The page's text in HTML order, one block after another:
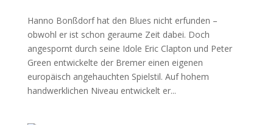
Hanno Bonßdorf hat den Blues nicht erfunden –
obwohl er ist schon geraume Zeit dabei. Doch
angespornt durch seine Idole Eric Clapton und Peter
Green entwickelte der Bremer einen eigenen
europäisch angehauchten Spielstil. Auf hohem
handwerklichen Niveau entwickelt er...